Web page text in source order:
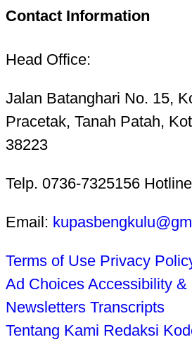
Contact Information
Head Office:
Jalan Batanghari No. 15,
Pracetak, Tanah Patah,
38223
Telp. 0736-7325156
Email:
Terms of Use Privacy
Ad Choices Accessibility &
Newsletters Transcripts
Tentang Kami Redaksi